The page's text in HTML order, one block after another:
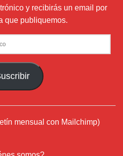
y recibirás un email por
que publiquemos.
mensual con Mailchimp)